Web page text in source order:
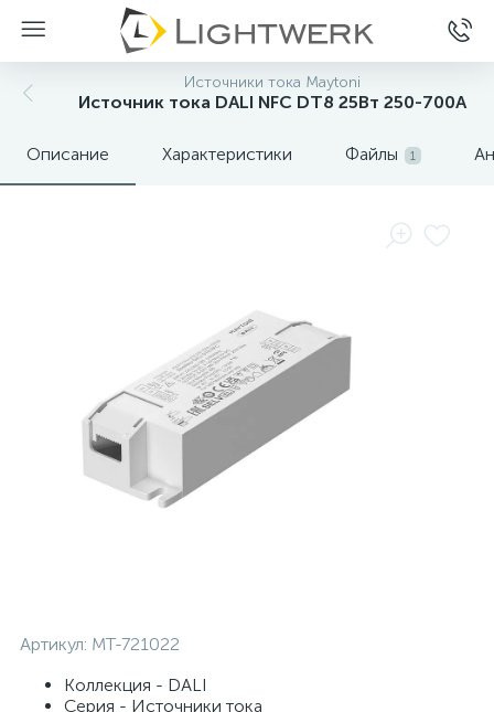
Источники тока Maytoni
Источник тока DALI NFC DT8 25Вт 250-700А
Описание Характеристики Файлы 1
Артикул: MT-721022
Коллекция - DALI
Серия - Источники тока